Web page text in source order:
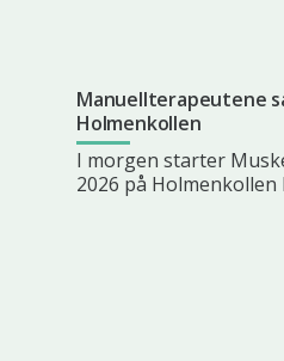
Manuellterapeutene
Holmenkollen
I morgen starter
2026 på